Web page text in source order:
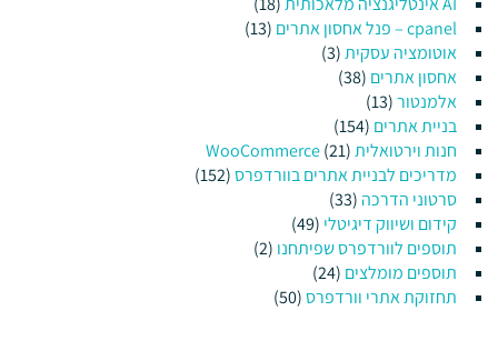
cpanel – פנל אחסון אתרים
(13)
אוטומציה עסקית(3)
אחסון אתרים(38)
אלמנטור(13)
בניית אתרים(154)
חנות וירטואלית WooCommerce(21)
מדריכים לבניית אתרים בוורדפרס(152)
סרטוני הדרכה(33)
קידום ושיווק דיגיטלי(49)
תוספים לוורדפרס שפיתחנו(2)
תוספים מומלצים(24)
תחזוקת אתרי וורדפרס(50)